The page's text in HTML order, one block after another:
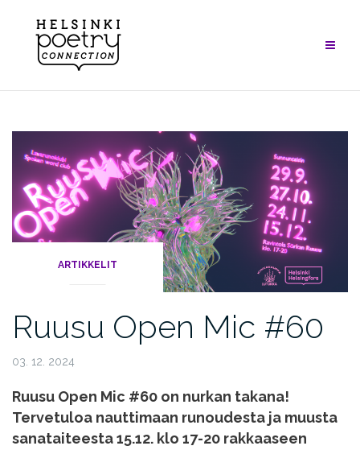
content
ARTIKKELIT
Ruusu Open Mic #60
03. 12. 2024
Ruusu Open Mic #60 on nurkan takana!
Tervetuloa nauttimaan runoudesta ja muusta
sanataiteesta 15.12. klo 17-20 rakkaaseen